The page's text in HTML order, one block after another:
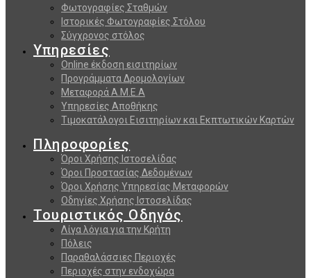
Φωτογραφίες Σταθμών
Ιστορικές Φωτογραφίες Στόλου
Σύγχρονος στόλος
Υπηρεσίες
Online έκδοση εισιτηρίων
Προγράμματα Δρομολογίων
Μεταφορά Α.Μ.Ε.Α
Υπηρεσίες Αποθήκης
Τιμοκατάλογοι Εισιτηρίων και Εκπτωτικών Καρτών
Πληροφορίες
Όροι Χρήσης Ιστοσελίδας
Όροι Προστασίας Δεδομένων
Όροι Χρήσης Υπηρεσίας Μεταφορών
Οδηγίες Χρήσης Ιστοσελίδας
Τουριστικός Οδηγός
Λίγα λόγια για την Κρήτη
Πόλεις
Παραθαλάσσιες Περιοχές
Περιοχές στην ενδοχώρα